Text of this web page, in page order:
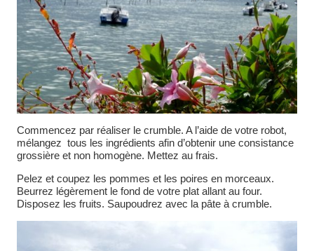
Commencez par réaliser le crumble. A l’aide de votre robot,
mélangez tous les ingrédients afin d’obtenir une consistance
grossière et non homogène. Mettez au frais.
Pelez et coupez les pommes et les poires en morceaux.
Beurrez légèrement le fond de votre plat allant au four.
Disposez les fruits. Saupoudrez avec la pâte à crumble.